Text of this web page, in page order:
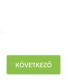
KÖVETKEZŐ